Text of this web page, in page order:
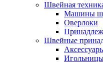
Швейная
Машины
Оверлоки
Швейные